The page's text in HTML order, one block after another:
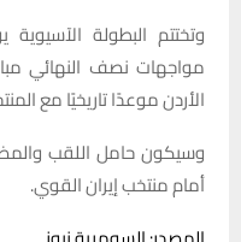
مواجهات نصف النهائي
الأردن موعدًا تاريخيًا مع
وسيكون حامل اللقب
أمام منتخب إيران القوي.